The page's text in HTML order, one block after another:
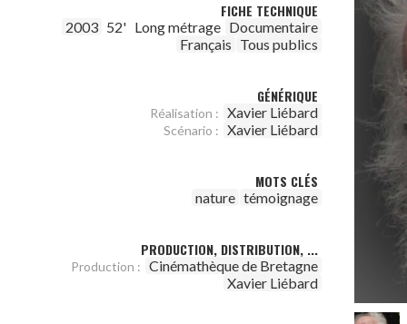
FICHE TECHNIQUE
2003 52' Long métrage Documentaire
Français Tous publics
GÉNÉRIQUE
Réalisation : Xavier Liébard
Scénario : Xavier Liébard
MOTS CLÉS
nature témoignage
PRODUCTION, DISTRIBUTION, ...
Production : Cinémathèque de Bretagne
Xavier Liébard